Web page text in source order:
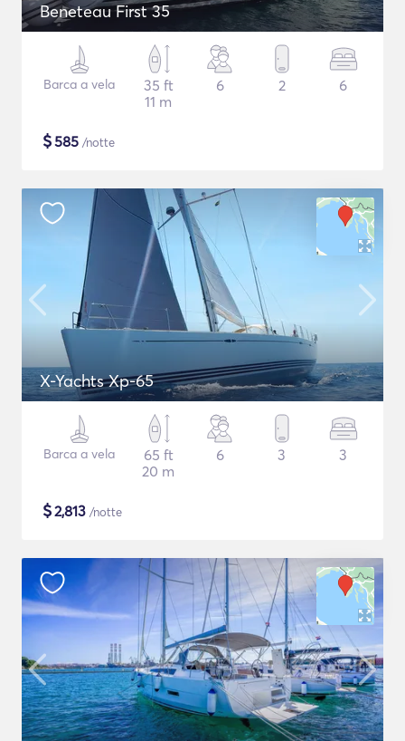
Beneteau First 35
Barca a vela
35 ft
11 m
6 2 6
$585 /notte
X-Yachts Xp-65
Barca a vela
65 ft
20 m
6 3 3
$2,813 /notte